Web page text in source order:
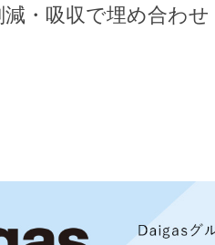
・吸収で埋め合わ